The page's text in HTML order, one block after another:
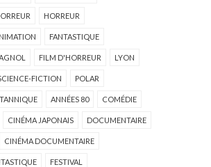
HORREUR
FANTASTIQUE
FILM D'HORREUR LYON
FICTION POLAR
ANNÉES 80 COMÉDIE
CINÉMA JAPONAIS DOCUMENTAIRE
CINÉMA DOCUMENTAIRE
FESTIVAL